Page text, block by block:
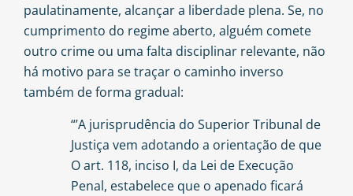
paulatinamente, alcançar a liberdade plena. Se, no
cumprimento do regime aberto, alguém comete
outro crime ou uma falta disciplinar relevante, não
há motivo para se traçar o caminho inverso
também de forma gradual:
“’A jurisprudência do Superior Tribunal de
Justiça vem adotando a orientação de que
O art. 118, inciso I, da Lei de Execução
Penal, estabelece que o apenado ficará